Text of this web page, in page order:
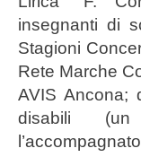
insegnanti di
Stagioni
Rete Marche
AVIS Ancona;
disabili